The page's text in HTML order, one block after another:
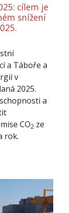
cílem je
snížení
a Táboře a
v
2025.
a
CO2 ze
rok.